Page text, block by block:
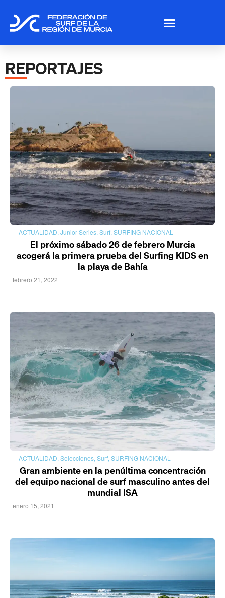
REPORTAJES
ACTUALIDAD, Junior Series, Surf, SURFING NACIONAL
El próximo sábado 26 de febrero Murcia
acogerá la primera prueba del Surfing KIDS en
la playa de Bahía
febrero 21, 2022
ACTUALIDAD, Selecciones, Surf, SURFING NACIONAL
Gran ambiente en la penúltima concentración
del equipo nacional de surf masculino antes del
mundial ISA
enero 15, 2021